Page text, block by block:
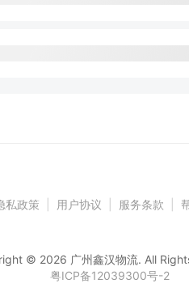
私政策 用户协议 服务条款
© 2026 广州鑫汉物流. All
粤ICP备12039300号-2